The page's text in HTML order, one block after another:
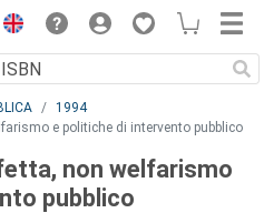
1994
e politiche di intervento pubblico
non welfarismo
pubblico